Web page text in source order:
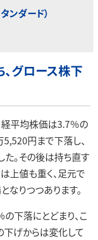
ンダード）
グロース株下
平均株価は3.7％の
円まで下落し、
。その後は持ち直す
上値も重く、足元で
りつつあります。
下落にとどまり、こ
げからは変化して